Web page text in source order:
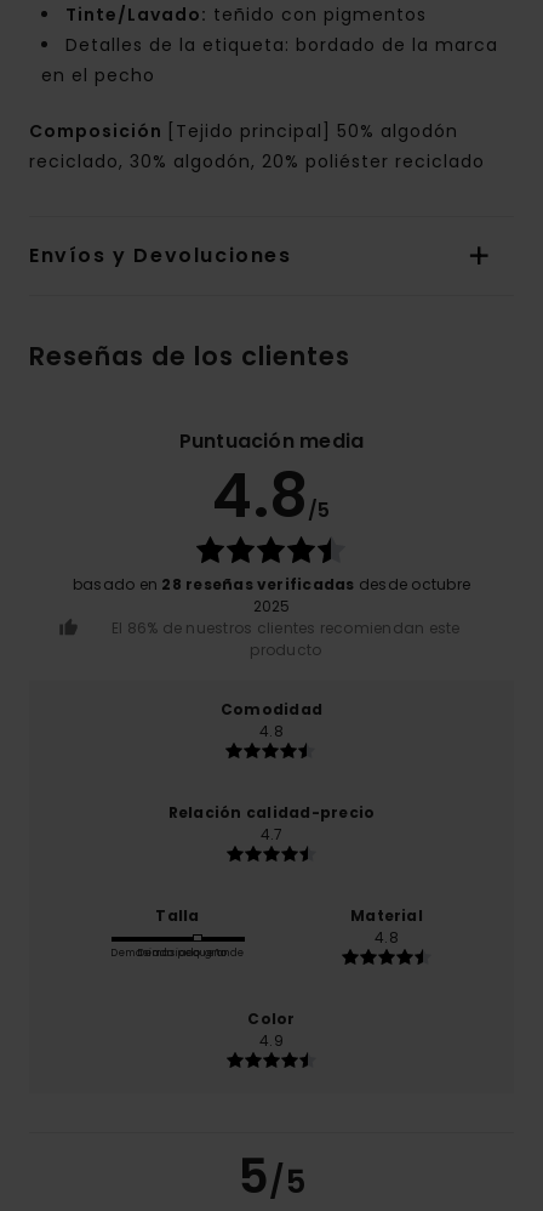
Tinte/Lavado: teñido con pigmentos
Detalles de la etiqueta: bordado de la marca
en el pecho
Composición [Tejido principal] 50% algodón
reciclado, 30% algodón, 20% poliéster reciclado
Envíos y Devoluciones
Reseñas de los clientes
Puntuación media
4.8/5
basado en 28 reseñas verificadas desde octubre
2025
El 86% de nuestros clientes recomiendan este
producto
Comodidad
4.8
Relación calidad-precio
4.7
Talla
Demasiado pequeño
Demasiado grande
Material
4.8
Color
4.9
5/5